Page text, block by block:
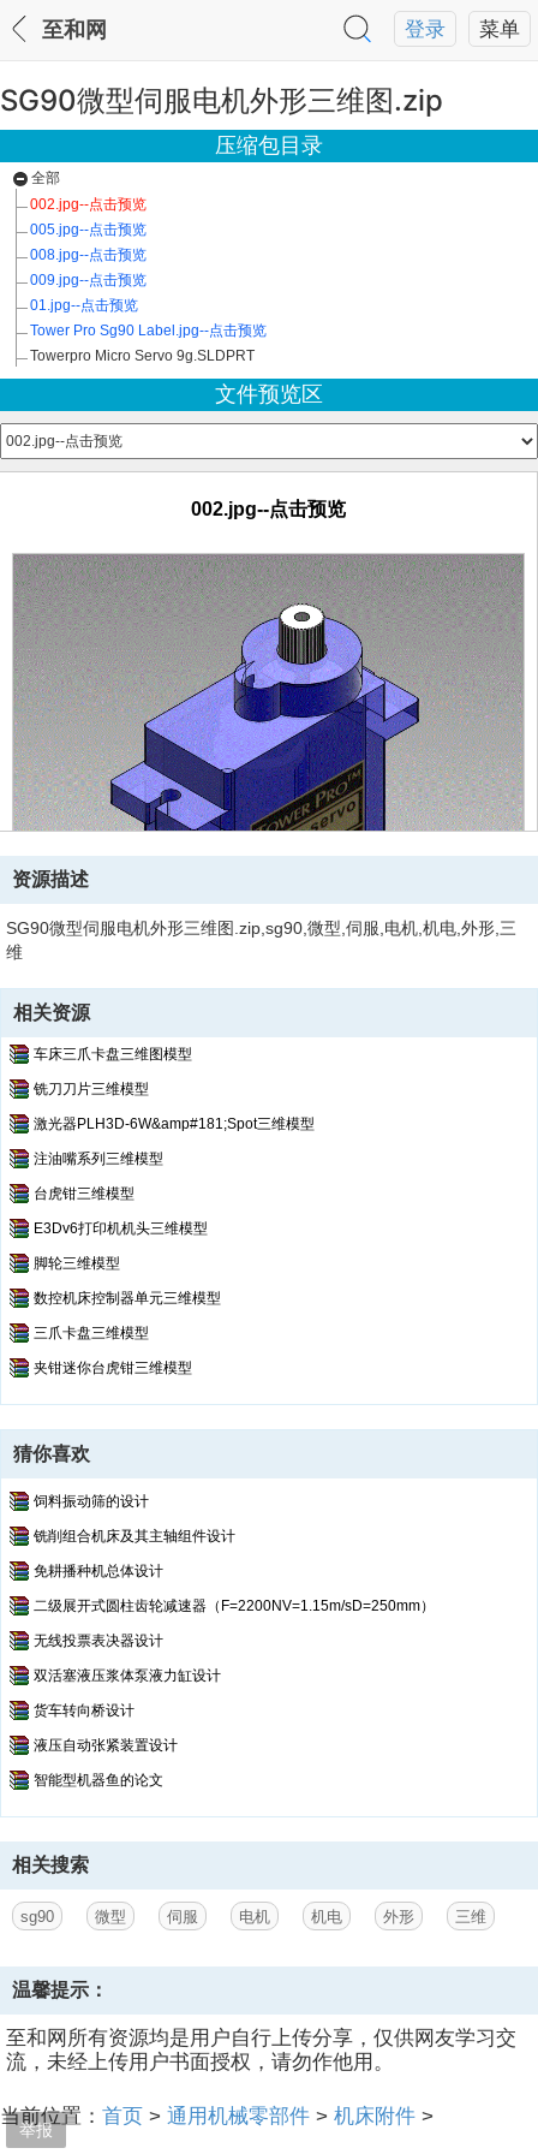
菜单
登录
至和网
SG90微型伺服电机外形三维图.zip
举报
压缩包目录
全部
002.jpg--点击预览
005.jpg--点击预览
008.jpg--点击预览
009.jpg--点击预览
01.jpg--点击预览
Tower Pro Sg90 Label.jpg--点击预览
Towerpro Micro Servo 9g.SLDPRT
文件预览区
002.jpg--点击预览
资源描述
SG90微型伺服电机外形三维图.zip,sg90,微型,伺服,电机,机电,外形,三
维
相关资源
车床三爪卡盘三维图模型
铣刀刀片三维模型
激光器PLH3D-6W&amp#181;Spot三维模型
注油嘴系列三维模型
台虎钳三维模型
E3Dv6打印机机头三维模型
脚轮三维模型
数控机床控制器单元三维模型
三爪卡盘三维模型
夹钳迷你台虎钳三维模型
猜你喜欢
饲料振动筛的设计
铣削组合机床及其主轴组件设计
免耕播种机总体设计
二级展开式圆柱齿轮减速器（F=2200NV=1.15m/sD=250mm）
无线投票表决器设计
双活塞液压浆体泵液力缸设计
货车转向桥设计
液压自动张紧装置设计
智能型机器鱼的论文
相关搜索
sg90 微型 伺服 电机 机电 外形 三维
温馨提示：
至和网所有资源均是用户自行上传分享，仅供网友学习交
流，未经上传用户书面授权，请勿作他用。
当前位置： 首页 > 通用机械零部件 > 机床附件 >